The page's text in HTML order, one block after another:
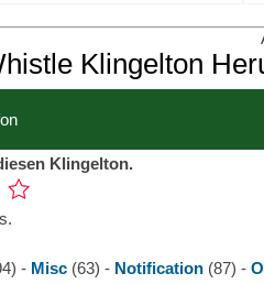
Klingelton
Klingelton.
- Misc (63) - Notification (87) -